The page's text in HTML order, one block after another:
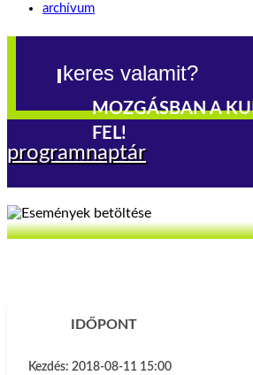
archívum
programnaptár
MOZGÁSBAN A
FEL!
IDŐPONT
Kezdés: 2018-08-11 15:00